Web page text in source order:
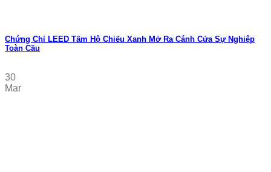
Chứng Chỉ LEED Tấm Hộ Chiếu Xanh Mở Ra Cánh Cửa Sự Nghiệp
Toàn Cầu
30
Mar